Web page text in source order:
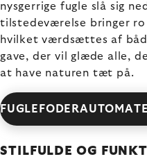
nysgerrige fugle slå sig
tilstedeværelse bringer
hvilket værdsættes af
gave, der vil glæde alle,
at have naturen tæt på.
STILFULDE OG